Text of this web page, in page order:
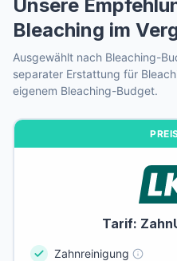
Zur Beispielrechnung →
aber bei größerem
werden.
Zu den
bis 500 Euro.
Nicht erstattet werden
der Drogerie (Strips,
Bleaching im
ausgeschlossen.
Unsere
Bleaching im
Ausgewählt nach Bleaching-
separater Erstattung für
eigenem Bleaching-Budget.
Tarif:
Zahnreinigung